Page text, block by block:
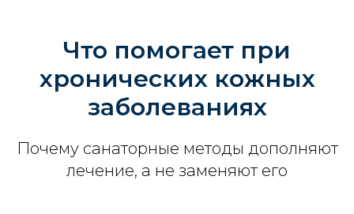
Что помогает при
хронических кожных
заболеваниях
Почему санаторные методы дополняют
лечение, а не заменяют его